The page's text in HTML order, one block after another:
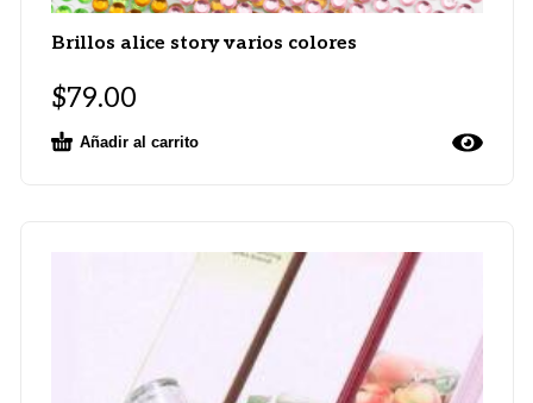
Brillos alice story varios colores
$79.00
Añadir al carrito